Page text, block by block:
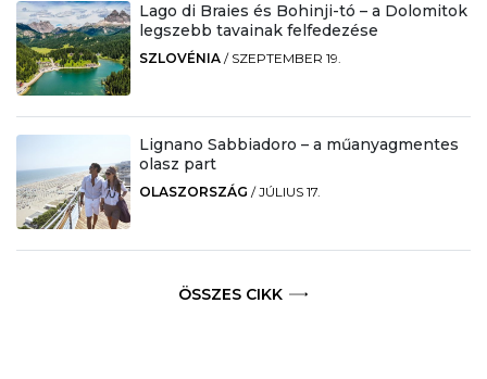
Lago di Braies és Bohinji-tó – a Dolomitok
legszebb tavainak felfedezése
SZLOVÉNIA / SZEPTEMBER 19.
Lignano Sabbiadoro – a műanyagmentes
olasz part
OLASZORSZÁG /JÚLIUS 17.
ÖSSZES CIKK